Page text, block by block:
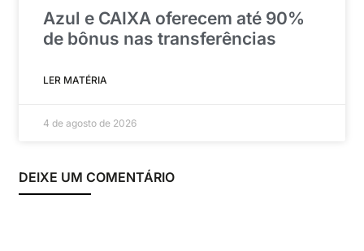
Azul e CAIXA oferecem até 90%
de bônus nas transferências
LER MATÉRIA
4 de agosto de 2026
DEIXE UM COMENTÁRIO